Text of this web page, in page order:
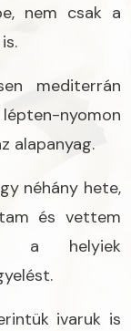
nem csak a
mediterrán
nyomon
alapanyag.
néhány hete,
és vettem
a helyiek
ivaruk is